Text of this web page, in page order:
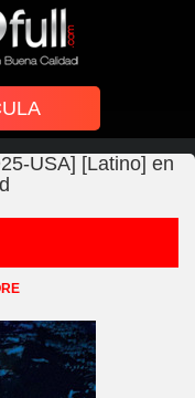
USA] [Latino] en